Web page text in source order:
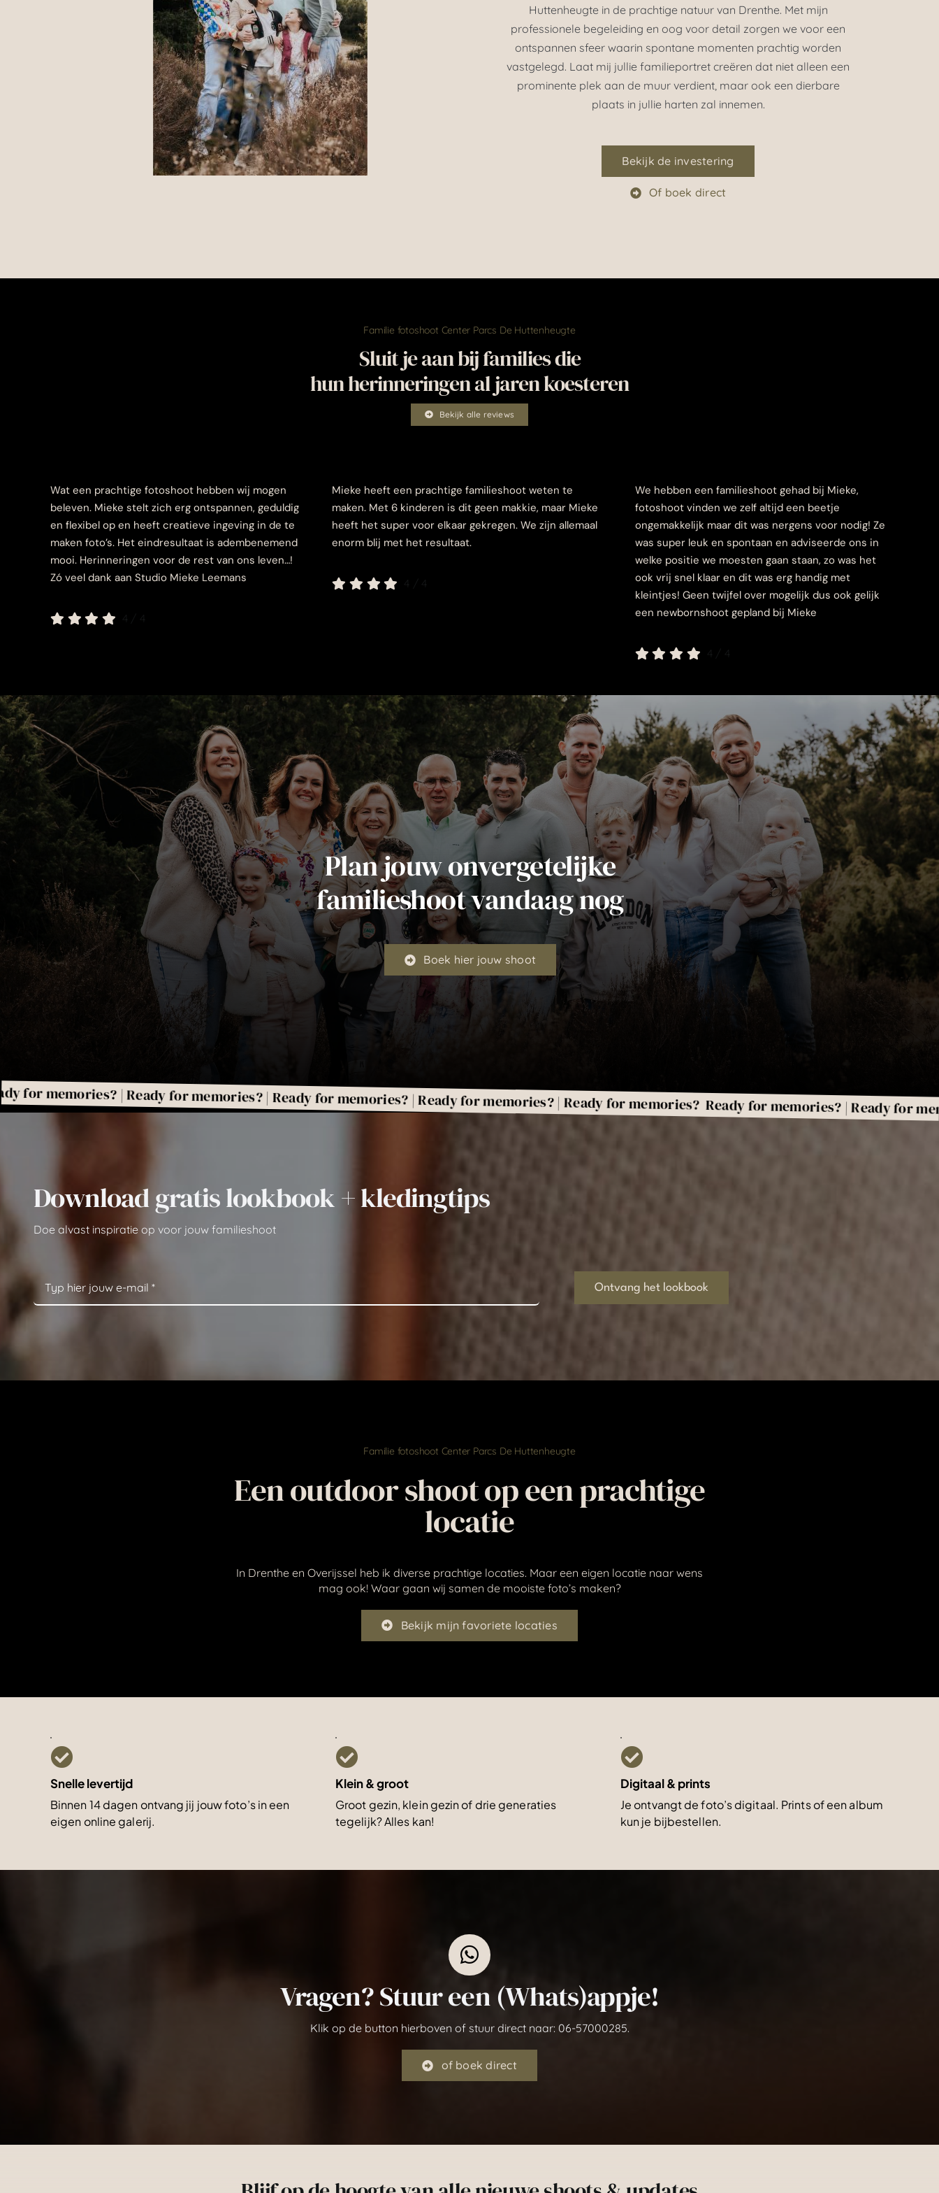
Huttenheugte in de prachtige natuur van Drenthe. Met mijn
professionele begeleiding en oog voor detail zorgen we voor een
ontspannen sfeer waarin spontane momenten prachtig worden
vastgelegd. Laat mij jullie familieportret creëren dat niet alleen een
prominente plek aan de muur verdient, maar ook een dierbare
plaats in jullie harten zal innemen.
Bekijk de investering
Of boek direct
Familie fotoshoot Center Parcs De Huttenheugte
Sluit je aan bij families die
hun herinneringen al jaren koesteren
Bekijk alle reviews
Wat een prachtige fotoshoot hebben wij mogen
beleven. Mieke stelt zich erg ontspannen, geduldig
en flexibel op en heeft creatieve ingeving in de te
maken foto’s. Het eindresultaat is adembenemend
mooi. Herinneringen voor de rest van ons leven…!
Zó veel dank aan Studio Mieke Leemans
Mieke heeft een prachtige familieshoot weten te
maken. Met 6 kinderen is dit geen makkie, maar Mieke
heeft het super voor elkaar gekregen. We zijn allemaal
enorm blij met het resultaat.
We hebben een familieshoot gehad bij Mieke,
fotoshoot vinden we zelf altijd een beetje
ongemakkelijk maar dit was nergens voor nodig! Ze
was super leuk en spontaan en adviseerde ons in
welke positie we moesten gaan staan, zo was het
ook vrij snel klaar en dit was erg handig met
kleintjes! Geen twijfel over mogelijk dus ook gelijk
een newbornshoot gepland bij Mieke
Plan jouw onvergetelijke
familieshoot vandaag nog
Boek hier jouw shoot
| Ready for memories? | Ready for memories? | Ready for memories? | Ready for memories?Ready for memories? | Ready for
Download gratis lookbook + kledingtips
Doe alvast inspiratie op voor jouw familieshoot
Ontvang het lookbook
Familie fotoshoot Center Parcs De Huttenheugte
Een outdoor shoot op een prachtige
locatie
In Drenthe en Overijssel heb ik diverse prachtige locaties. Maar een eigen locatie naar wens
mag ook! Waar gaan wij samen de mooiste foto’s maken?
Bekijk mijn favoriete locaties
Snelle levertijd
Binnen 14 dagen ontvang jij jouw foto’s in een
eigen online galerij.
Klein & groot
Groot gezin, klein gezin of drie generaties
tegelijk? Alles kan!
Digitaal & prints
Je ontvangt de foto’s digitaal. Prints of een album
kun je bijbestellen.
Vragen? Stuur een (Whats)appje!
Klik op de button hierboven of stuur direct naar: 06-57000285.
of boek direct